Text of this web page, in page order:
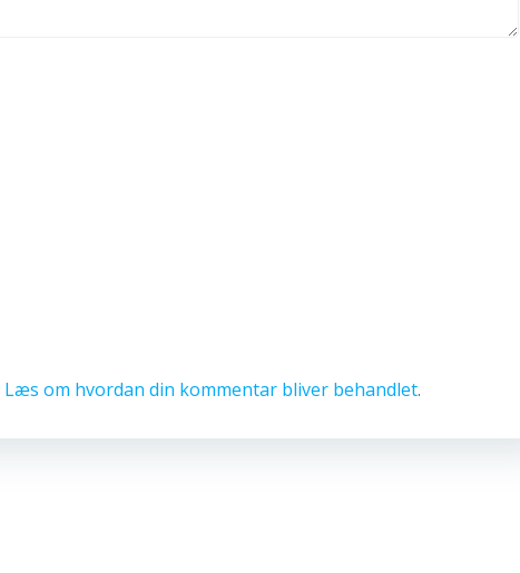
Læs om hvordan din kommentar bliver behandlet.